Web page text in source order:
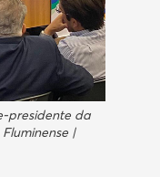
presidente da
|